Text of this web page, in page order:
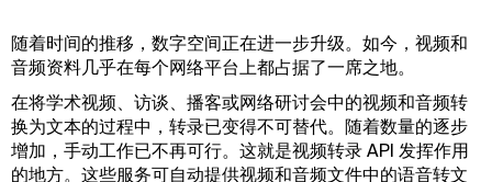
随着时间的推移，数字空间正在进一步升级。如今，视频和
音频资料几乎在每个网络平台上都占据了一席之地。
在将学术视频、访谈、播客或网络研讨会中的视频和音频转
换为文本的过程中，转录已变得不可替代。随着数量的逐步
增加，手动工作已不再可行。这就是视频转录 API 发挥作用
的地方。这些服务可自动提供视频和音频文件中的语音转文